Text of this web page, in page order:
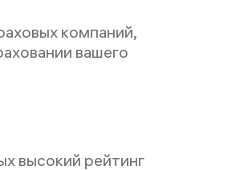
компаний,
вашего
высокий рейтинг